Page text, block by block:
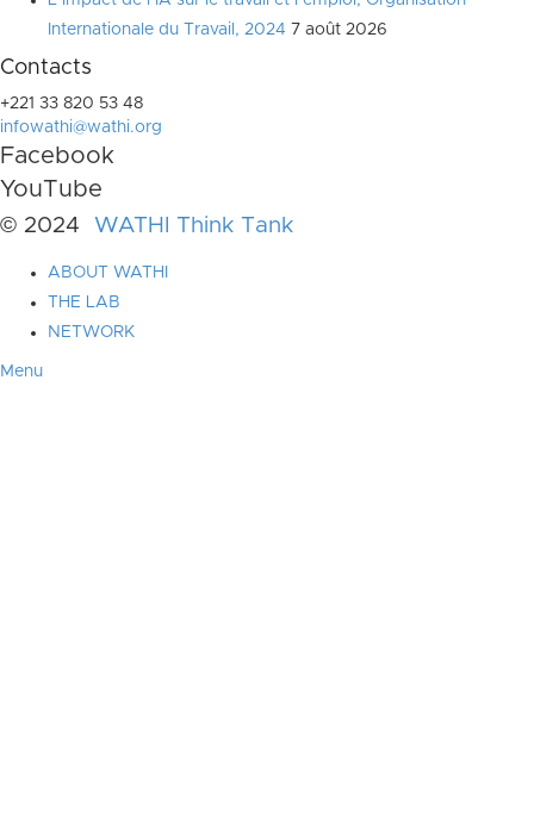
Internationale du Travail, 2024 7 août 2026
Contacts
+221 33 820 53 48
infowathi@wathi.org
Facebook
YouTube
© 2024 WATHI Think Tank
ABOUT WATHI
THE LAB
NETWORK
Menu